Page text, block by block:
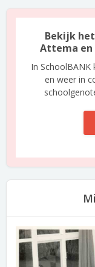
Bekijk
Attema en
In SchoolBANK
en weer in